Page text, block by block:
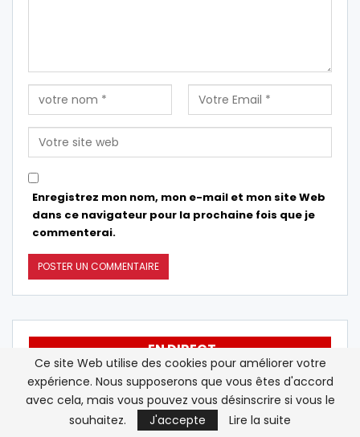
Enregistrez mon nom, mon e-mail et mon site Web
dans ce navigateur pour la prochaine fois que je
commenterai.
EN DIRECT
12:17
Le Sénat américain confirme Todd
Blanche au poste de procureur
général
Ce site Web utilise des cookies pour améliorer votre
expérience. Nous supposerons que vous êtes d'accord
avec cela, mais vous pouvez vous désinscrire si vous le
souhaitez.
J'accepte Lire la suite